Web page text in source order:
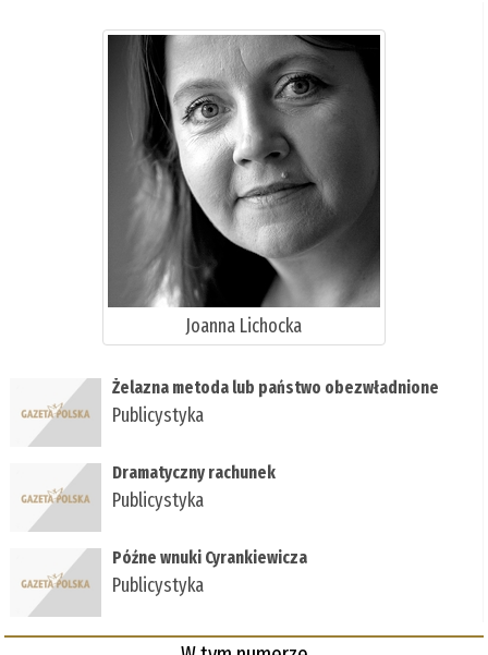
Joanna Lichocka
Żelazna metoda lub państwo obezwładnione
Publicystyka
Dramatyczny rachunek
Publicystyka
Późne wnuki Cyrankiewicza
Publicystyka